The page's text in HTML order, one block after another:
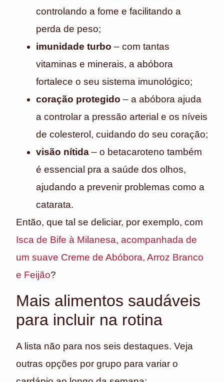
controlando a fome e facilitando a
perda de peso;
imunidade turbo – com tantas
vitaminas e minerais, a abóbora
fortalece o seu sistema imunológico;
coração protegido – a abóbora ajuda
a controlar a pressão arterial e os níveis
de colesterol, cuidando do seu coração;
visão nítida – o betacaroteno também
é essencial pra a saúde dos olhos,
ajudando a prevenir problemas como a
catarata.
Então, que tal se deliciar, por exemplo, com
Isca de Bife à Milanesa, acompanhada de
um suave Creme de Abóbora, Arroz Branco
e Feijão?
Mais alimentos saudáveis
para incluir na rotina
A lista não para nos seis destaques. Veja
outras opções por grupo para variar o